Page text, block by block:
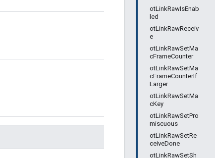
otLinkRawIsEnab
led
otLinkRawReceiv
e
otLinkRawSetMa
cFrameCounter
otLinkRawSetMa
cFrameCounterIf
Larger
otLinkRawSetMa
cKey
otLinkRawSetPro
miscuous
otLinkRawSetRe
ceiveDone
otLinkRawSetSh